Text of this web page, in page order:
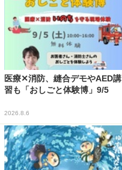
医療✕消防、縫合デモやAED講
習も「おしごと体験博」9/5
2026.8.6